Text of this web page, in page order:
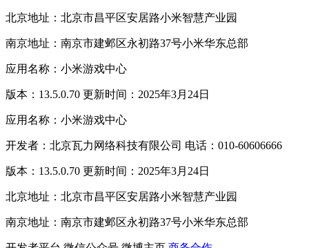
北京地址：北京市昌平区安居路小米智慧产业园
南京地址：南京市建邺区永初路37号小米华东总部
应用名称：小米游戏中心
版本：13.5.0.70 更新时间：2025年3月24日
应用名称：小米游戏中心
开发者：北京瓦力网络科技有限公司 电话：010-60606666
版本：13.5.0.70 更新时间：2025年3月24日
北京地址：北京市昌平区安居路小米智慧产业园
南京地址：南京市建邺区永初路37号小米华东总部